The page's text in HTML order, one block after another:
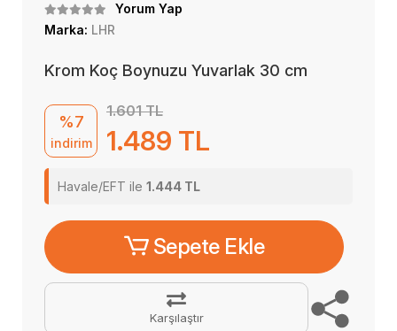
Yorum Yap
Marka: LHR
Krom Koç Boynuzu Yuvarlak 30 cm
%7
indirim
1.601 TL
1.489 TL
Havale/EFT ile 1.444 TL
Sepete Ekle
Karşılaştır